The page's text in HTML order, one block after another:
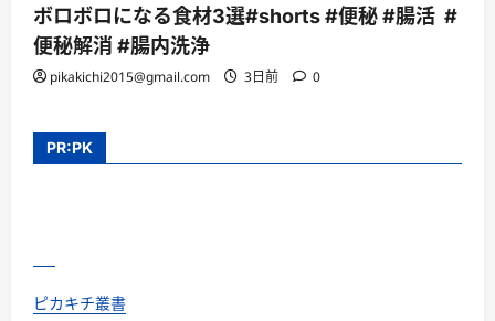
ボロボロになる食材3選#shorts #便秘 #腸活 #
便秘解消 #腸内洗浄
pikakichi2015@gmail.com 3日前 0
PR:PK
ピカキチ叢書